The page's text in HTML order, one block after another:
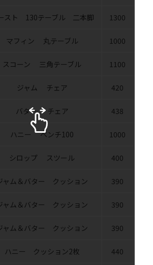
スト 130テーブル 二本脚 1300
マフィン 丸テーブル 1000
スコーン 三角テーブル 1100
ジャム チェア 420
バター チェア 438
ハニー ベンチ100 1000
シロップ スツール 400
ャム＆バター クッション 390
ャム＆バター クッション 390
ャム＆バター クッション 390
ハニー クッション2枚 440